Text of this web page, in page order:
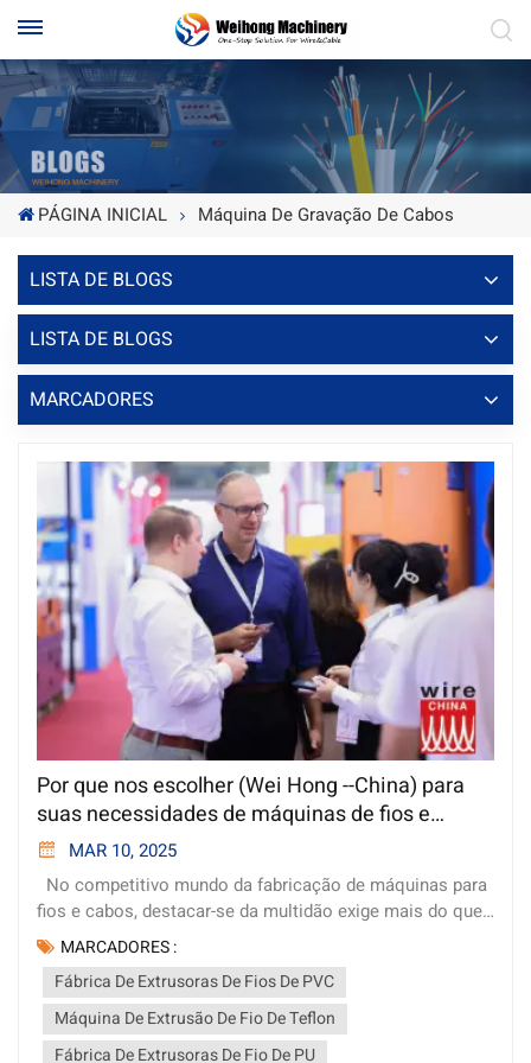
PÁGINA INICIAL Máquina De Gravação De Cabos
LISTA DE BLOGS
LISTA DE BLOGS
MARCADORES
Por que nos escolher (Wei Hong --China) para
suas necessidades de máquinas de fios e
cabos?MAR 10, 2025
No competitivo mundo da fabricação de máquinas para
fios e cabos, destacar-se da multidão exige mais do que
apenas oferecer um produto. Exige compromisso com a
qualidade, acessibilidade, serviço excepcional e a
capacidade de atender às necessidades únicas de cada
cliente. Em nossa fábrica localizada em Guangdong,
China, orgulhamo-nos de oferecer todos esses atributos
MARCADORES :
Fábrica De Extrusoras De Fios De PVC
Máquina De Extrusão De Fio De Teflon
Fábrica De Extrusoras De Fio De PU